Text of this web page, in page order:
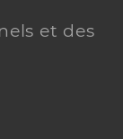
et des